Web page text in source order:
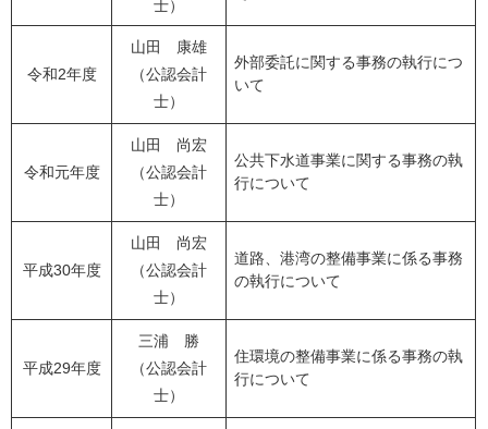
士）
令和2年度
山田 康雄
（公認会計
士）
外部委託に関する事務の執行につ
いて
令和元年度
山田 尚宏
（公認会計
士）
公共下水道事業に関する事務の執
行について
平成30年度
山田 尚宏
（公認会計
士）
道路、港湾の整備事業に係る事務
の執行について
平成29年度
三浦 勝
（公認会計
士）
住環境の整備事業に係る事務の執
行について